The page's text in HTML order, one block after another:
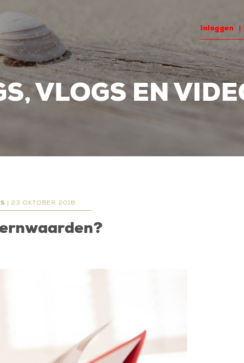
inloggen
VLOGS EN
| 23 OKTOBER 2018